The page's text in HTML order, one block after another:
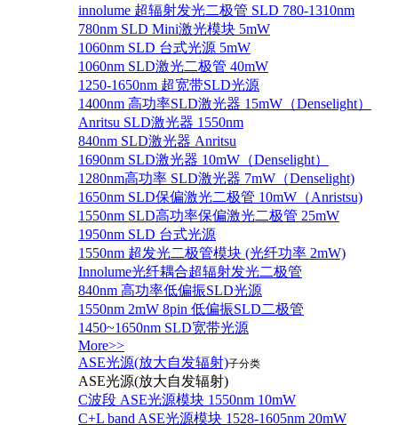
innolume 超辐射发光二极管 SLD 780-1310nm
780nm SLD Mini激光模块 5mW
1060nm SLD 台式光源 5mW
1060nm SLD激光二极管 40mW
1250-1650nm 超宽带SLD光源
1400nm 高功率SLD激光器 15mW（Denselight）
Anritsu SLD激光器 1550nm
840nm SLD激光器 Anritsu
1690nm SLD激光器 10mW（Denselight）
1280nm高功率 SLD激光器 7mW（Denselight)
1650nm SLD保偏激光二极管 10mW（Anristsu)
1550nm SLD高功率保偏激光二极管 25mW
1950nm SLD 台式光源
1550nm 超发光二极管模块 (光纤功率 2mW)
Innolume光纤耦合超辐射发光二极管
840nm 高功率低偏振SLD光源
1550nm 2mW 8pin 低偏振SLD二极管
1450~1650nm SLD宽带光源
More>>
ASE光源(放大自发辐射)子分类
ASE光源(放大自发辐射)
C波段 ASE光源模块 1550nm 10mW
C+L band ASE光源模块 1528-1605nm 20mW